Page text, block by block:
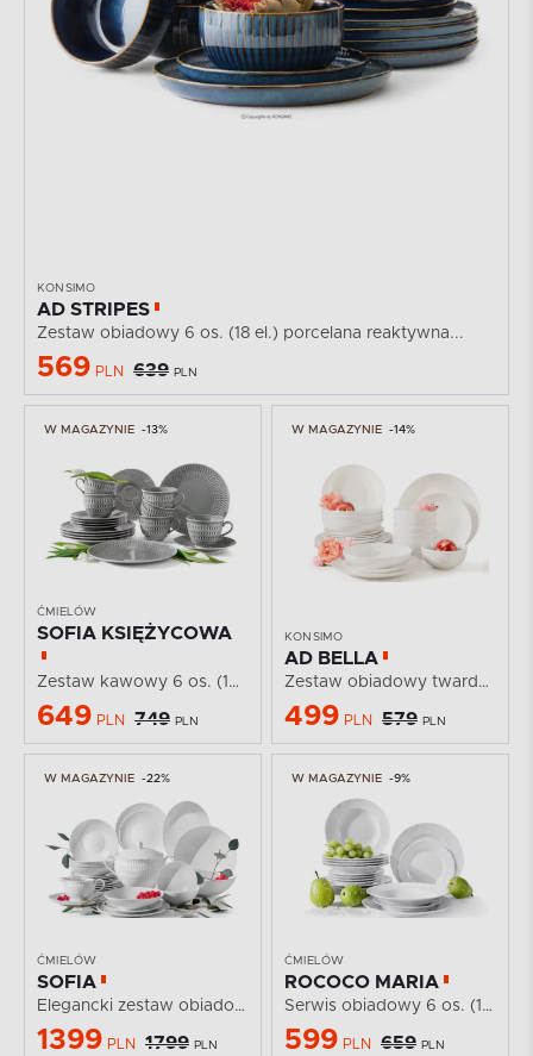
W MAGAZYNIE -13%
ĆMIELÓW
SOFIA KSIĘŻYCOWA
Zestaw kawowy 6 os. (18 el.) z porcelany szary
649 PLN 749 PLN
W MAGAZYNIE -14%
KONSIMO
AD BELLA
Zestaw obiadowy twarda porcelana 6 os. (24 el.) ecru
499 PLN 579 PLN
W MAGAZYNIE -22%
ĆMIELÓW
SOFIA
Elegancki zestaw obiadowy z porcelany biały 6 os. (25...
1399 PLN 1799 PLN
W MAGAZYNIE -9%
ĆMIELÓW
ROCOCO MARIA
Serwis obiadowy 6 os. (18 el.) z porcelany biały
599 PLN 659 PLN
KONSIMO
AD STRIPES
Zestaw obiadowy 6 os. (18 el.) porcelana reaktywna...
569 PLN 639 PLN